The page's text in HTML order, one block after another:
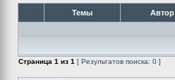
Темы Автор
Страница 1 из 1 [ Результатов поиска: 0 ]